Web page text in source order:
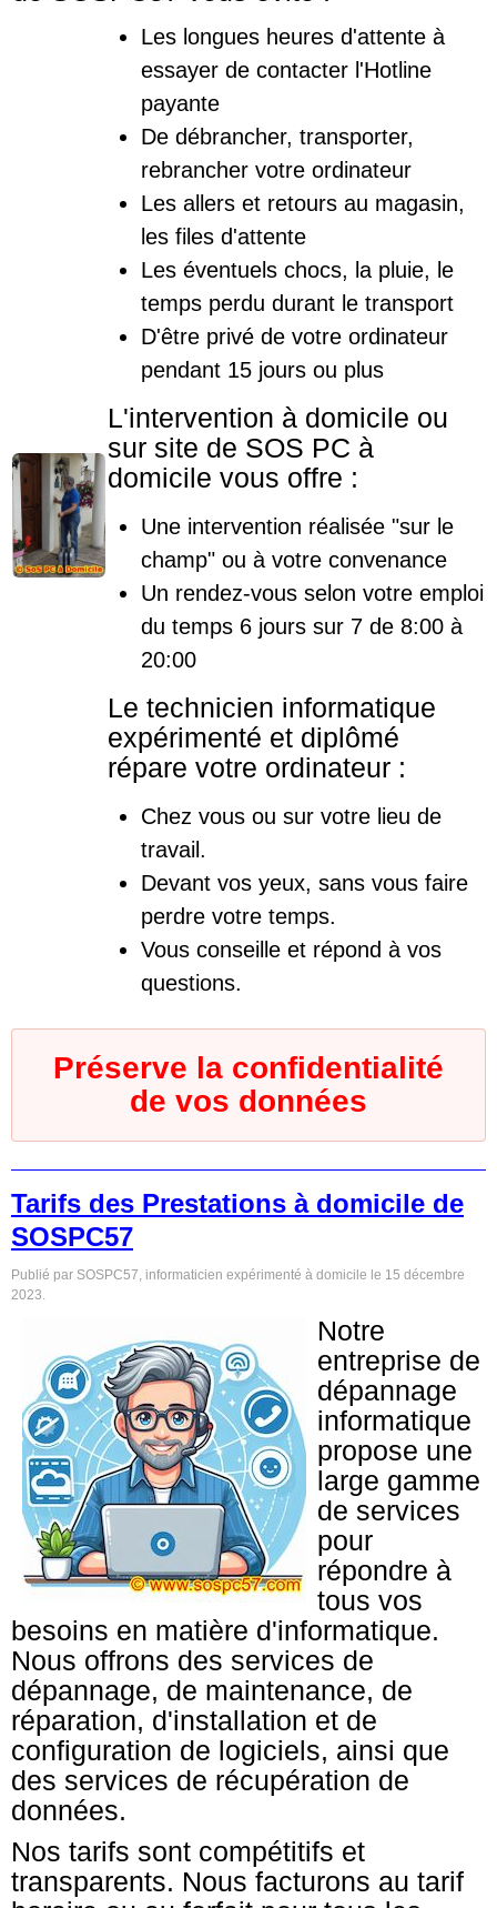
Les longues heures d'attente à
essayer de contacter l'Hotline
payante
De débrancher, transporter,
rebrancher votre ordinateur
Les allers et retours au magasin,
les files d'attente
Les éventuels chocs, la pluie, le
temps perdu durant le transport
D'être privé de votre ordinateur
pendant 15 jours ou plus
L'intervention à domicile ou
sur site de SOS PC à
domicile vous offre :
Une intervention réalisée "sur le
champ" ou à votre convenance
Un rendez-vous selon votre emploi
du temps 6 jours sur 7 de 8:00 à
20:00
Le technicien informatique
expérimenté et diplômé
répare votre ordinateur :
Chez vous ou sur votre lieu de
travail.
Devant vos yeux, sans vous faire
perdre votre temps.
Vous conseille et répond à vos
questions.
Préserve la confidentialité
de vos données
Tarifs des Prestations à domicile de
SOSPC57
Publié par SOSPC57, informaticien expérimenté à domicile le 15 décembre
2023.
Notre
entreprise de
dépannage
informatique
propose une
large gamme
de services
pour
répondre à
tous vos
besoins en matière d'informatique.
Nous offrons des services de
dépannage, de maintenance, de
réparation, d'installation et de
configuration de logiciels, ainsi que
des services de récupération de
données.
Nos tarifs sont compétitifs et
transparents. Nous facturons au tarif